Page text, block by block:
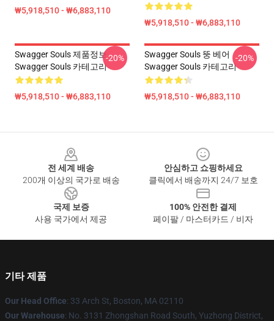
₩5,918,510 - ₩6,883,110
₩5,918,510 - ₩6,883,110
Swagger Souls 제품정보
Swagger Souls 카테고리
₩5,918,510 - ₩6,883,110
-20%
Swagger Souls 뚱 베어
Swagger Souls 카테고리
₩5,918,510 - ₩6,883,110
-20%
전 세계 배송
200개 이상의 국가로 배송
안심하고 쇼핑하세요
클릭에서 배송까지 24/7 보호
국제 보증
사용 국가에서 제공
100% 안전한 결제
페이팔 / 마스터카드 / 비자
기타 제품
Our Head Office: 33 Arch St, Boston, MA 02110
Our Warehouse: No. 3131 Zhongshan Road South, Yuzhong District,